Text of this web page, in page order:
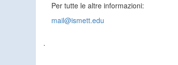
Per tutte le altre informazioni:
mail@ismett.edu
.